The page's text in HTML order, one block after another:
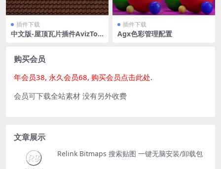
插件下载
中文版-屋顶瓦片插件AvizToo
插件下载
Agx色彩管理配置
购买会员
年会员38, 永久会员68, 购买会员点击此处.
会员可下载全站素材 没有另外收费
文章展示
Relink Bitmaps 搜索贴图 一键无脑安装/卸载包